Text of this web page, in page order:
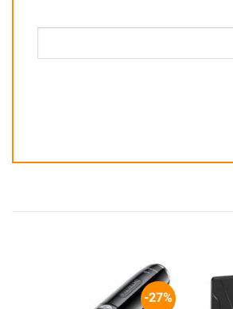
27%-